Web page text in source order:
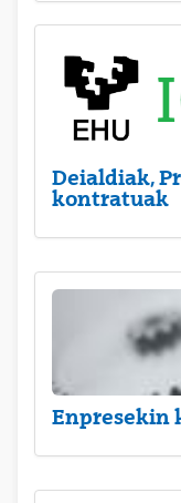
Deialdiak,
kontratuak
Enpresekin